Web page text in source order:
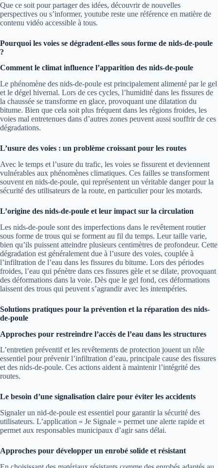
Que ce soit pour partager des idées, découvrir de nouvelles
perspectives ou s’informer, youtube reste une référence en matière de
contenu vidéo accessible à tous.
Pourquoi les voies se dégradent-elles sous forme de nids-de-poule
?
Comment le climat influence l’apparition des nids-de-poule
Le phénomène des nids-de-poule est principalement alimenté par le gel
et le dégel hivernal. Lors de ces cycles, l’humidité dans les fissures de
la chaussée se transforme en glace, provoquant une dilatation du
bitume. Bien que cela soit plus fréquent dans les régions froides, les
voies mal entretenues dans d’autres zones peuvent aussi souffrir de ces
dégradations.
L’usure des voies : un problème croissant pour les routes
Avec le temps et l’usure du trafic, les voies se fissurent et deviennent
vulnérables aux phénomènes climatiques. Ces failles se transforment
souvent en nids-de-poule, qui représentent un véritable danger pour la
sécurité des utilisateurs de la route, en particulier pour les motards.
L’origine des nids-de-poule et leur impact sur la circulation
Les nids-de-poule sont des imperfections dans le revêtement routier
sous forme de trous qui se forment au fil du temps. Leur taille varie,
bien qu’ils puissent atteindre plusieurs centimètres de profondeur. Cette
dégradation est généralement due à l’usure des voies, couplée à
l’infiltration de l’eau dans les fissures du bitume. Lors des périodes
froides, l’eau qui pénètre dans ces fissures gèle et se dilate, provoquant
des déformations dans la voie. Dès que le gel fond, ces déformations
laissent des trous qui peuvent s’agrandir avec les intempéries.
Solutions pratiques pour la prévention et la réparation des nids-
de-poule
Approches pour restreindre l’accès de l’eau dans les structures
L’entretien préventif et les revêtements de protection jouent un rôle
essentiel pour prévenir l’infiltration d’eau, principale cause des fissures
et des nids-de-poule. Ces actions aident à maintenir l’intégrité des
routes.
Le besoin d’une signalisation claire pour éviter les accidents
Signaler un nid-de-poule est essentiel pour garantir la sécurité des
utilisateurs. L’application « Je Signale » permet une alerte rapide et
permet aux responsables municipaux d’agir sans délai.
Approches pour développer un enrobé solide et résistant